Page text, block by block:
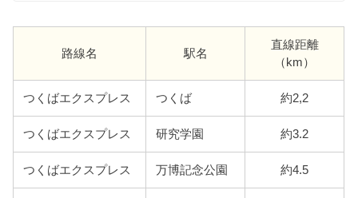
路線名 駅名
直線距離
（km）
つくばエクスプレス つくば 約2,2
つくばエクスプレス 研究学園 約3.2
つくばエクスプレス 万博記念公園 約4.5